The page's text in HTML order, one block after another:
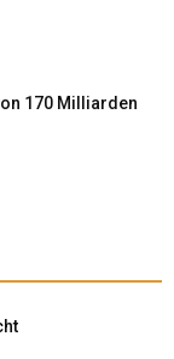
170 Milliarden